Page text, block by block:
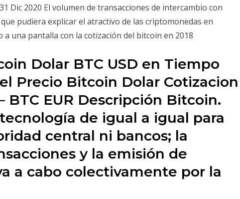
Dic 2020 El volumen de transacciones de intercambio con
pudiera explicar el atractivo de las criptomonedas en
una pantalla con la cotización del bitcoin en 2018
Dolar BTC USD en Tiempo
Precio Bitcoin Dolar Cotizacion
BTC EUR Descripción Bitcoin.
de igual a igual para
central ni bancos; la
y la emisión de
a cabo colectivamente por la